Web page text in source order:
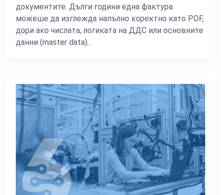
документите. Дълги години една фактура
можеше да изглежда напълно коректно като PDF,
дори ако числата, логиката на ДДС или основните
данни (master data)...